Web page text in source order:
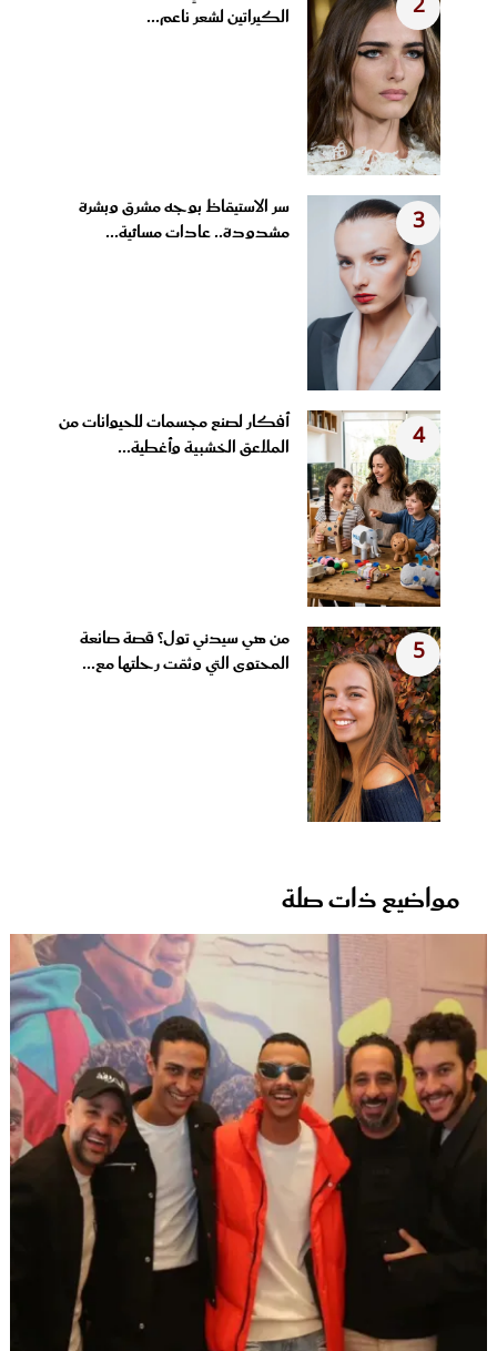
الكيراتين لشعر ناعم...
3
سر الاستيقاظ بوجه مشرق وبشرة
مشدودة.. عادات مسائية...
4
أفكار لصنع مجسمات للحيوانات من
الملاعق الخشبية وأغطية...
5
من هي سيدني تول؟ قصة صانعة
المحتوى التي وثقت رحلتها مع...
مواضيع ذات صلة